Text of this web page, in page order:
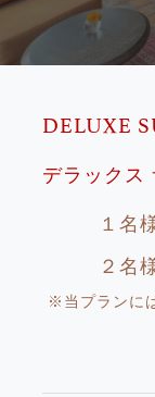
DELUXE
デラックス
１名
２名
※当プランに